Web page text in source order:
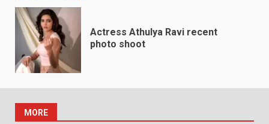
Actress Athulya Ravi recent
photo shoot
MORE